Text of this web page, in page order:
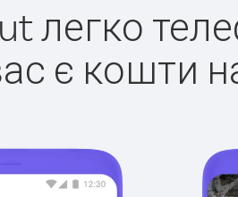
легко
є кошти